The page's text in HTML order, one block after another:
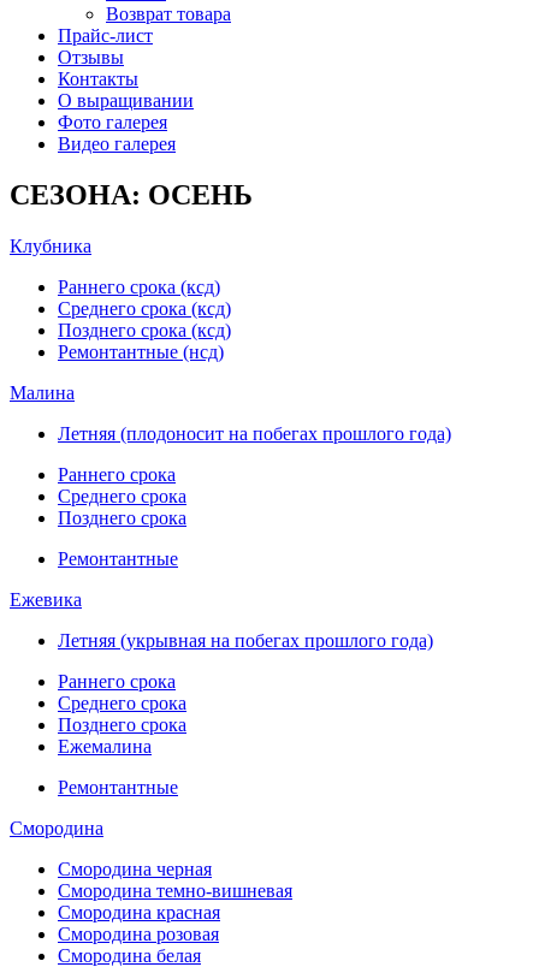
Возврат товара
Прайс-лист
Отзывы
Контакты
О выращивании
Фото галерея
Видео галерея
СЕЗОНА: ОСЕНЬ
Клубника
Раннего срока (ксд)
Среднего срока (ксд)
Позднего срока (ксд)
Ремонтантные (нсд)
Малина
Летняя (плодоносит на побегах прошлого года)
Раннего срока
Среднего срока
Позднего срока
Ремонтантные
Ежевика
Летняя (укрывная на побегах прошлого года)
Раннего срока
Среднего срока
Позднего срока
Ежемалина
Ремонтантные
Смородина
Смородина черная
Смородина темно-вишневая
Смородина красная
Смородина розовая
Смородина белая